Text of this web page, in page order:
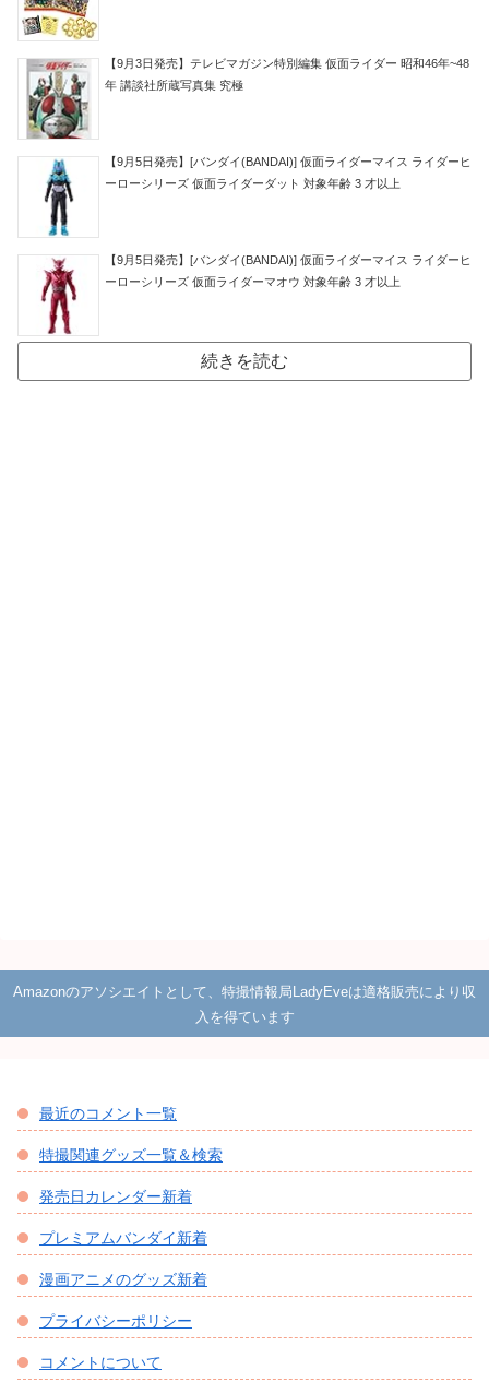
【9月3日発売】テレビマガジン特別編集 仮面ライダー 昭和46年~48
年 講談社所蔵写真集 究極
【9月5日発売】[バンダイ(BANDAI)] 仮面ライダーマイス ライダーヒ
ーローシリーズ 仮面ライダーダット 対象年齢 3 才以上
【9月5日発売】[バンダイ(BANDAI)] 仮面ライダーマイス ライダーヒ
ーローシリーズ 仮面ライダーマオウ 対象年齢 3 才以上
続きを読む
Amazonのアソシエイトとして、特撮情報局LadyEveは適格販売により収
入を得ています
最近のコメント一覧
特撮関連グッズ一覧＆検索
発売日カレンダー新着
プレミアムバンダイ新着
漫画アニメのグッズ新着
プライバシーポリシー
コメントについて